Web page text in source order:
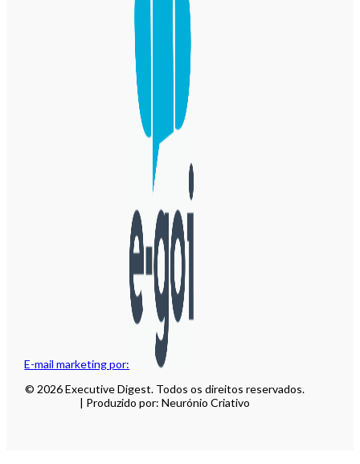
E-mail marketing por:
© 2026 Executive Digest. Todos os direitos reservados.
| Produzido por: Neurónio Criativo